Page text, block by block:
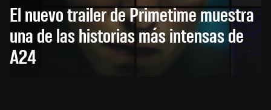
El nuevo trailer de Primetime muestra
una de las historias más intensas de
A24